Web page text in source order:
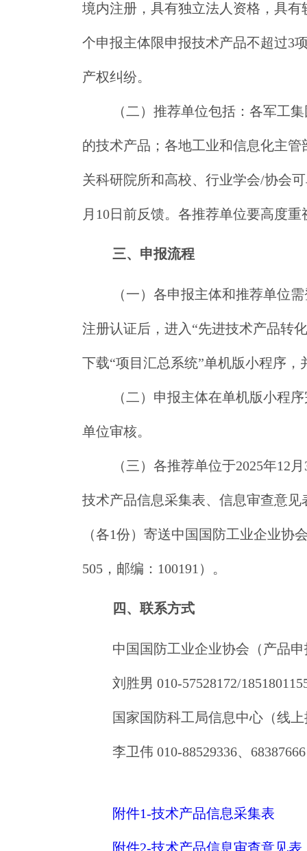
境内注册，具有独立法人资格，具
个申报主体限申报技术产品不超过3
产权纠纷。
（二）推荐单位包括：各军工
的技术产品；各地工业和信息化主
关科研院所和高校、行业学会/协会
月10日前反馈。各推荐单位要高度
三、申报流程
（一）各申报主体和推荐单位
注册认证后，进入“先进技术产品转
下载“项目汇总系统”单机版小程序
（二）申报主体在单机版小程
单位审核。
（三）各推荐单位于2025年12
技术产品信息采集表、信息审查意
（各1份）寄送中国国防工业企业
505，邮编：100191）。
四、联系方式
中国国防工业企业协会（产品
刘胜男 010-57528172/
国家国防科工局信息中心（线
李卫伟 010-88529336、
附件1-技术产品信息采集表
附件2-技术产品信息审查意见表